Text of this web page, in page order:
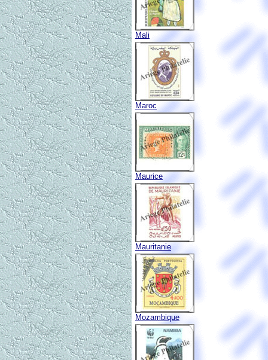
Mali
Maroc
Maurice
Mauritanie
Mozambique